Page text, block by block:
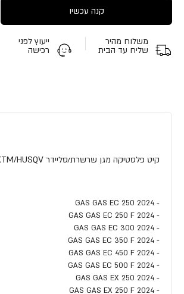
קנה עכשיו
משלוח מהיר
שליח עד הבית
ייעוץ לפני
רכישה
קיט פלסטיקה מגן שרשרת/סליידר KTM/HUSQV מבית ACERBIS
- GAS GAS EC 250 2024
- GAS GAS EC 250 F 2024
- GAS GAS EC 300 2024
- GAS GAS EC 350 F 2024
- GAS GAS EC 450 F 2024
- GAS GAS EC 500 F 2024
- GAS GAS EX 250 2024
- GAS GAS EX 250 F 2024